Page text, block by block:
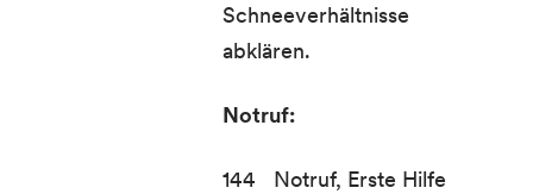
Schneeverhältnisse
abklären.
Notruf:
144 Notruf, Erste Hilfe